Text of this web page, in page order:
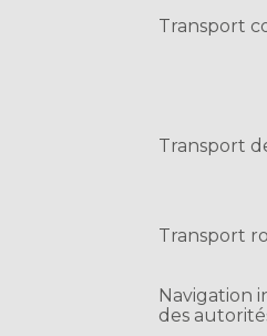
Transport
Transport
Transport
Navigation
des